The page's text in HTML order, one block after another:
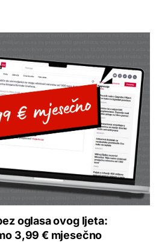
oglasa ovog ljeta:
3,99 € mjesečno